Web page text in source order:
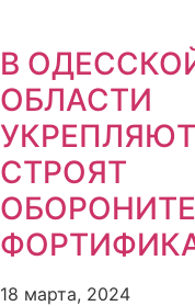
В
ОБЛАСТИ
СТРОЯТ
18 марта, 2024